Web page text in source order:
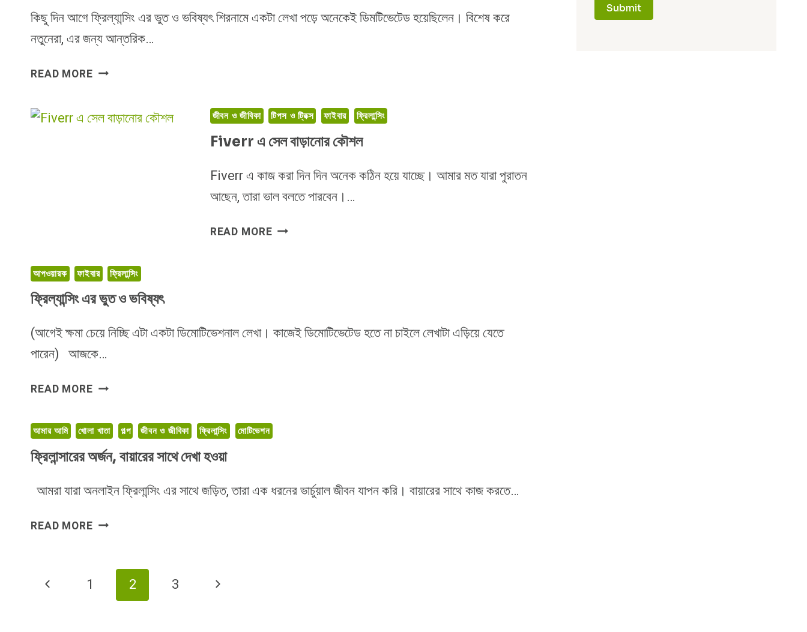
টাকায়
কিছু দিন আগে ফ্রিল্যান্সিং এর ভুত ও ভবিষ্যৎ শিরনামে একটা লেখা পড়ে অনেকেই ডিমটিভেটেড হয়েছিলেন। বিশেষ করে
নতুনেরা, এর জন্য আন্তরিক…
READ MOREফ্রিল্যান্সিং
কেমন?
জীবন ও জীবিকা টিপস ও ট্রিক্স ফাইবার ফ্রিলান্সিং
Fiverr এ সেল বাড়ানোর কৌশল
Fiverr এ কাজ করা দিন দিন অনেক কঠিন হয়ে যাচ্ছে। আমার মত যারা পুরাতন
আছেন, তারা ভাল বলতে পারবেন।…
READ MOREFIVERR
আপওয়ারক ফাইবার ফ্রিলান্সিং
ফ্রিল্যান্সিং এর ভুত ও ভবিষ্যৎ
(আগেই ক্ষমা চেয়ে নিচ্ছি এটা একটা ডিমোটিভেশনাল লেখা। কাজেই ডিমোটিভেটেড হতে না চাইলে লেখাটা এড়িয়ে যেতে
পারেন) আজকে…
READ MOREফ্রিল্যান্সিং
ভুত
ও
ভবিষ্যৎ
আমার আমি খোলা খাতা গল্প জীবন ও জীবিকা ফ্রিলান্সিং মোটিভেশন
ফ্রিলান্সারের অর্জন, বায়ারের সাথে দেখা হওয়া
আমরা যারা অনলাইন ফ্রিলান্সিং এর সাথে জড়িত, তারা এক ধরনের ভার্চুয়াল জীবন যাপন করি। বায়ারের সাথে কাজ করতে…
READ MOREফ্রিলান্সারের
Page
Previous
1 2 3
Next
Submit